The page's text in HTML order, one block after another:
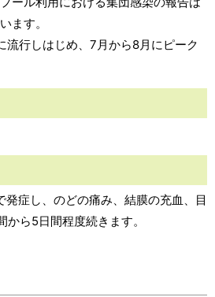
ます。
流行しはじめ、7月から8月にピーク
症し、のどの痛み、結膜の充血、目
ら5日間程度続きます。